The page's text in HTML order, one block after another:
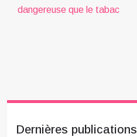
dangereuse que le tabac
Dernières publications